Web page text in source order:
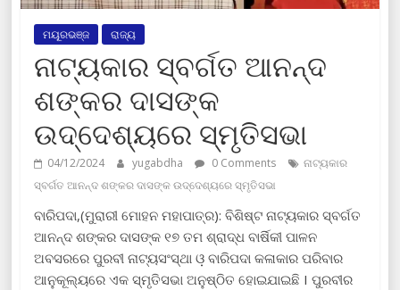
ମୟୂରଭଞ୍ଜ ରାଜ୍ୟ
ନାଟ୍ୟକାର ସ୍ବର୍ଗତ ଆନନ୍ଦ
ଶଙ୍କର ଦାସଙ୍କ
ଉଦ୍ଦେଶ୍ୟରେ ସ୍ମୃତିସଭା
04/12/2024 yugabdha 0 Comments
ନାଟ୍ୟକାର
ସ୍ବର୍ଗତ ଆନନ୍ଦ ଶଙ୍କର ଦାସଙ୍କ ଉଦ୍ଦେଶ୍ୟରେ ସ୍ମୃତିସଭା
ବାରିପଦା,(ମୁରାରୀ ମୋହନ ମହାପାତ୍ର): ବିଶିଷ୍ଟ ନାଟ୍ୟକାର ସ୍ବର୍ଗତ
ଆନନ୍ଦ ଶଙ୍କର ଦାସଙ୍କ ୧୭ ତମ ଶ୍ରାଦ୍ଧ ବାର୍ଷିକୀ ପାଳନ
ଅବସରରେ ପୁରବୀ ନାଟ୍ୟସଂସ୍ଥା ଓ଼ ବାରିପଦା କଳାକାର ପରିବାର
ଆନୁକୂଲ୍ୟରେ ଏକ ସ୍ମୃତିସଭା ଅନୁଷ୍ଠିତ ହୋଇଯାଇଛି I ପୁରବୀର